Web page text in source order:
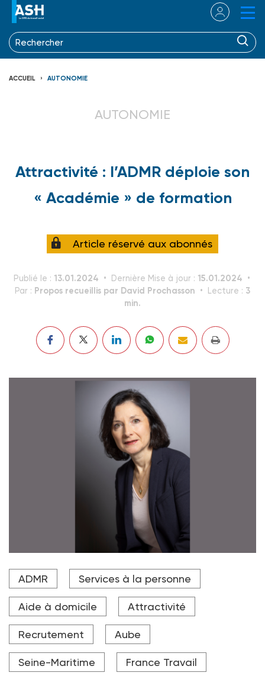
ACCUEIL AUTONOMIE
AUTONOMIE
Attractivité : l’ADMR déploie son
« Académie » de formation
Article réservé aux abonnés
Publié le : 13.01.2024 Dernière Mise à jour : 15.01.2024
Par : Propos recueillis par David Prochasson Lecture : 3
min.
Anne-Sophie de Poulpiquet, responsable du
recrutement à l'ADMR.
ADMR Services à la personne
Aide à domicile Attractivité
Recrutement Aube
Seine-Maritime France Travail